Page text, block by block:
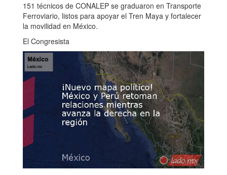
151 técnicos de CONALEP se graduaron en Transporte
Ferroviario, listos para apoyar el Tren Maya y fortalecer
la movilidad en México.
El Congresista